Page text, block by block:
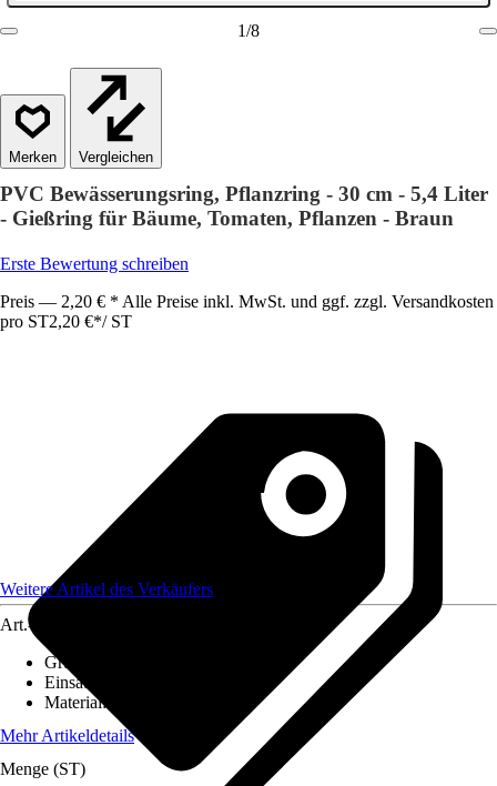
1/8
Vergleichen
PVC Bewässerungsring, Pflanzring - 30 cm - 5,4 Liter
- Gießring für Bäume, Tomaten, Pflanzen - Braun
Erste Bewertung schreiben
Preis — 2,20 € * Alle Preise inkl. MwSt. und ggf. zzgl. Versandkosten
pro ST2,20 €*/ ST
Weitere Artikel des Verkäufers
Art.-Nr.
Grundfarbe
Einsatzbereich
Material:
Mehr Artikeldetails
Menge (ST)